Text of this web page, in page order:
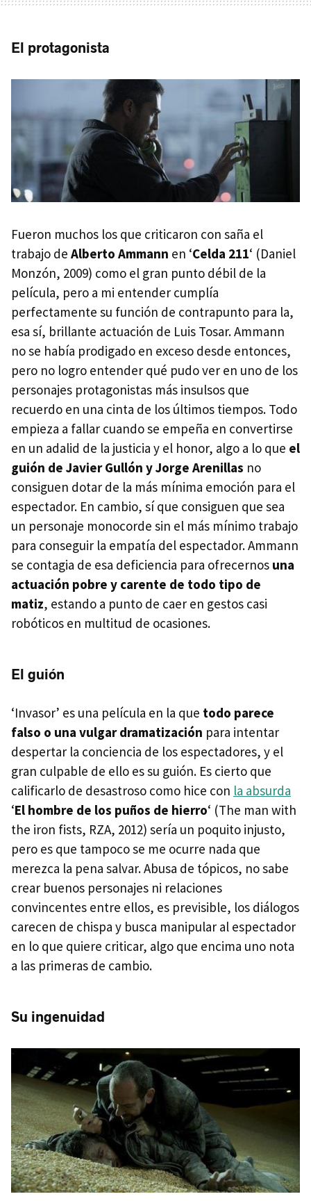
El protagonista
Fueron muchos los que criticaron con saña el
trabajo de Alberto Ammann en ‘Celda 211‘ (Daniel
Monzón, 2009) como el gran punto débil de la
película, pero a mi entender cumplía
perfectamente su función de contrapunto para la,
esa sí, brillante actuación de Luis Tosar. Ammann
no se había prodigado en exceso desde entonces,
pero no logro entender qué pudo ver en uno de los
personajes protagonistas más insulsos que
recuerdo en una cinta de los últimos tiempos. Todo
empieza a fallar cuando se empeña en convertirse
en un adalid de la justicia y el honor, algo a lo que el
guión de Javier Gullón y Jorge Arenillas no
consiguen dotar de la más mínima emoción para el
espectador. En cambio, sí que consiguen que sea
un personaje monocorde sin el más mínimo trabajo
para conseguir la empatía del espectador. Ammann
se contagia de esa deficiencia para ofrecernos una
actuación pobre y carente de todo tipo de
matiz, estando a punto de caer en gestos casi
robóticos en multitud de ocasiones.
El guión
‘Invasor’ es una película en la que todo parece
falso o una vulgar dramatización para intentar
despertar la conciencia de los espectadores, y el
gran culpable de ello es su guión. Es cierto que
calificarlo de desastroso como hice con la absurda
‘El hombre de los puños de hierro‘ (The man with
the iron fists, RZA, 2012) sería un poquito injusto,
pero es que tampoco se me ocurre nada que
merezca la pena salvar. Abusa de tópicos, no sabe
crear buenos personajes ni relaciones
convincentes entre ellos, es previsible, los diálogos
carecen de chispa y busca manipular al espectador
en lo que quiere criticar, algo que encima uno nota
a las primeras de cambio.
Su ingenuidad